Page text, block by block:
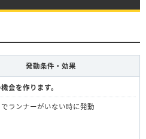
発動条件・効果
会を作ります。
ランナーがいない時に発動